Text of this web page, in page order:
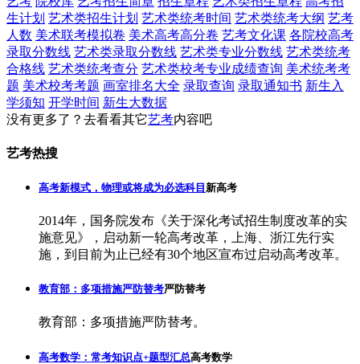
生计划 艺术类招生计划 艺术类统考时间 艺术类统考大纲 艺考
人数 美术联考模拟卷 美术高考高分卷 艺考文化课 各院校高考
录取分数线 艺术类录取分数线 艺术类专业分数线 艺术类统考
合格线 艺术类统考查分 艺术类校考专业成绩查询 美术统考考
题 美术校考考题 画室排名大全 录取查询 录取通知书 新生入
学须知 开学时间 新生大数据
没有更多了？去看看其它艺考内容吧
艺考热搜
高考新模式，物理或将成为必选科目 新高考
2014年，国务院发布《关于深化考试招生制度改革的实
施意见》，启动新一轮高考改革，上海、浙江先行实
施，到目前为止已经有30个地区宣布过启动高考改革。
教育部：多项措施严防替考严防替考
教育部：多项措施严防替考。
高考数学：常考知识点+题型汇总高考数学